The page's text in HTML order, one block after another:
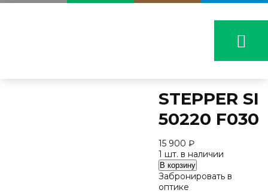
STEPPER SI
50220 F030
15 900 ₽
1 шт. в наличии
Количество
STEPPER
SI
В корзину
Забронировать в
оптике